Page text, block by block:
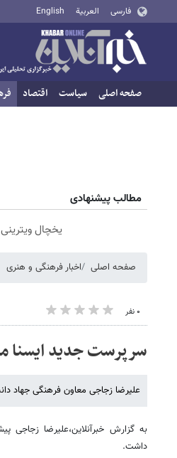
فارسی العربية English
صفحه اصلی سیاست اقتصاد
مطالب پیشنهادی
یخچال ویترینی 9 فوت ایستکول (جدید)
صفحه اصلی اخبار فرهنگی و هنری
۰ نفر
سرپرست جدید ایسنا
علیرضا زجاجی معاون فرهنگی جهاد
به گزارش خبرآنلاین،علیرضا
داشت.